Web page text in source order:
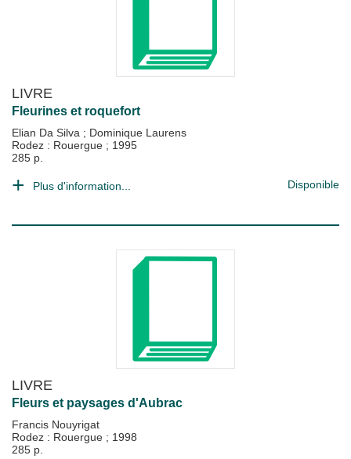
LIVRE
Fleurines et roquefort
Elian Da Silva ; Dominique Laurens
Rodez : Rouergue ; 1995
285 p.
Plus d'information... Disponible
LIVRE
Fleurs et paysages d'Aubrac
Francis Nouyrigat
Rodez : Rouergue ; 1998
285 p.